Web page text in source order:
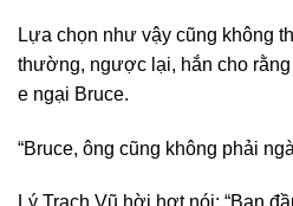
Lựa chọn như vậy cũng không
thường, ngược lại, hắn cho
e ngại Bruce.
“Bruce, ông cũng không phải